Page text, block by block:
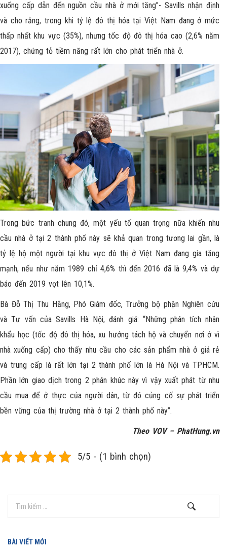
xuống cấp dẫn đến nguồn cầu nhà ở mới tăng”- Savills nhận định
và cho rằng, trong khi tỷ lệ đô thị hóa tại Việt Nam đang ở mức
thấp nhất khu vực (35%), nhưng tốc độ đô thị hóa cao (2,6% năm
2017), chứng tỏ tiềm năng rất lớn cho phát triển nhà ở.
Trong bức tranh chung đó, một yếu tố quan trọng nữa khiến nhu
cầu nhà ở tại 2 thành phố này sẽ khả quan trong tương lai gần, là
tỷ lệ hộ một người tại khu vực đô thị ở Việt Nam đang gia tăng
mạnh, nếu như năm 1989 chỉ 4,6% thì đến 2016 đã là 9,4% và dự
báo đến 2019 vọt lên 10,1%.
Bà Đỗ Thị Thu Hằng, Phó Giám đốc, Trưởng bộ phận Nghiên cứu
và Tư vấn của Savills Hà Nội, đánh giá: “Những phân tích nhân
khẩu học (tốc độ đô thị hóa, xu hướng tách hộ và chuyển nơi ở vì
nhà xuống cấp) cho thấy nhu cầu cho các sản phẩm nhà ở giá rẻ
và trung cấp là rất lớn tại 2 thành phố lớn là Hà Nội và TPHCM.
Phần lớn giao dịch trong 2 phân khúc này vì vậy xuất phát từ nhu
cầu mua để ở thực của người dân, từ đó củng cố sự phát triển
bền vững của thị trường nhà ở tại 2 thành phố này”.
Theo VOV – PhatHung.vn
5/5 - (1 bình chọn)
BÀI VIẾT MỚI